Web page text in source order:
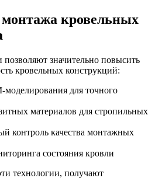
кровельных
значительно повысить
кровельных конструкций:
для точного
материалов для стропильных
контроль качества монтажных
состояния кровли
технологии, получают